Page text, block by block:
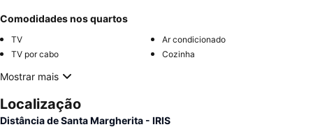
Comodidades nos quartos
TV
Ar condicionado
TV por cabo
Cozinha
Mostrar mais
Localização
Distância de Santa Margherita - IRIS